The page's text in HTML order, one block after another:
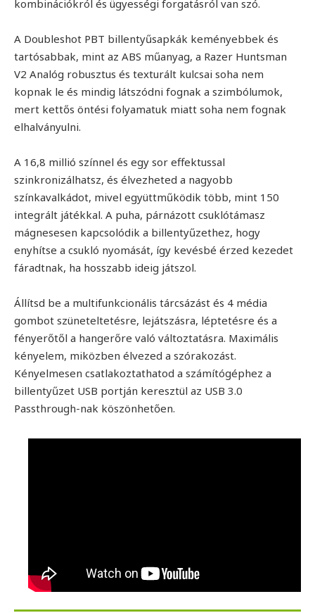
kombinációkról és ügyességi forgatásról van szó.
A Doubleshot PBT billentyűsapkák keményebbek és
tartósabbak, mint az ABS műanyag, a Razer Huntsman
V2 Analóg robusztus és texturált kulcsai soha nem
kopnak le és mindig látszódni fognak a szimbólumok,
mert kettős öntési folyamatuk miatt soha nem fognak
elhalványulni.
A 16,8 millió színnel és egy sor effektussal
szinkronizálhatsz, és élvezheted a nagyobb
színkavalkádot, mivel együttműködik több, mint 150
integrált játékkal. A puha, párnázott csuklótámasz
mágnesesen kapcsolódik a billentyűzethez, hogy
enyhítse a csukló nyomását, így kevésbé érzed kezedet
fáradtnak, ha hosszabb ideig játszol.
Állítsd be a multifunkcionális tárcsázást és 4 média
gombot szüneteltetésre, lejátszásra, léptetésre és a
fényerőtől a hangerőre való változtatásra. Maximális
kényelem, miközben élvezed a szórakozást.
Kényelmesen csatlakoztathatod a számítógéphez a
billentyűzet USB portján keresztül az USB 3.0
Passthrough-nak köszönhetően.